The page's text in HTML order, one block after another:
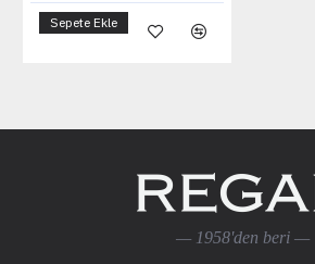
Sepete Ekle
— 1958'den beri —